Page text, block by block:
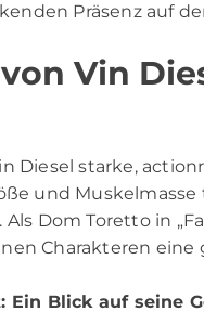
Präsenz auf
Vin
Diesel starke,
und Muskelmasse
Dom Toretto in
Charakteren eine
: Ein Blick auf seine